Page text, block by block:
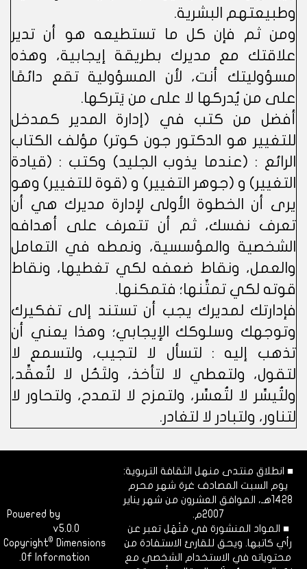
وطبيعتهم البشرية.
ومن ثم فإن كل ما تستطيعه هو أن تدير
علاقتك مع مديرك بطريقة إيجابية، وهذه
مسؤوليتك أنت، لأن المسؤولية تقع دائمًا
على من يُدركها لا على من يَتركها.
أفضل من كتب في (إدارة المدير كمدخل
للتغيير هو الدكتور جون كوتر) مؤلف الكتاب
الرائع : (عندما يذوب الجليد) وكتب : (قيادة
التغيير) و (جوهر التغيير) و (قوة للتغيير) وهو
يرى أن الخطوة الأولى لإدارة مديرك هي أن
تعرف نفسك، ثم أن تتعرف على أهدافه
الشخصية والمؤسسية، ونمطه في التعامل
والعمل، ونقاط ضعفه لكي تغطيها، ونقاط
قوته لكي تمتِّنها؛ فتمكنها.
فإدارتك لمديرك يجب أن تستند إلى تفكيرك
وتوجهك وسلوكك الإيجابي؛ وهذا يعني أن
تذهب إليه : لتسأل لا لتجيب، ولتسمع لا
لتقول، ولتعطي لا لتأخذ، ولتَحُل لا لتُعقِّد،
ولتُيسِّر لا لتُعسِّر، ولتمزح لا لتمدح، ولتحاور لا
لتناور، ولتبادر لا لتغادر.
■ انطلاق منتدى منهل الثقافة التربوية:
يوم السبت المصادف غرة شهر محرم
1428هـ، الموافق العشرون من شهر يناير
2007م.
■ المواد المنشورة في مَنْهَل تعبر عن
رأي كاتبها. ويحق للقارئ الاستفادة من
محتوياته في الاستخدام الشخصي مع
Powered by
v5.0.0
Copyright©
Dimensions
Of Information.